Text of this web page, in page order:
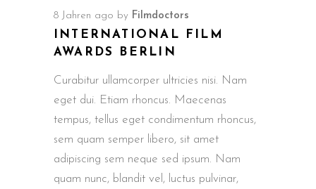
8 Jahren ago by Filmdoctors
INTERNATIONAL FILM
AWARDS BERLIN
Curabitur ullamcorper ultricies nisi. Nam
eget dui. Etiam rhoncus. Maecenas
tempus, tellus eget condimentum rhoncus,
sem quam semper libero, sit amet
adipiscing sem neque sed ipsum. Nam
quam nunc, blandit vel, luctus pulvinar,